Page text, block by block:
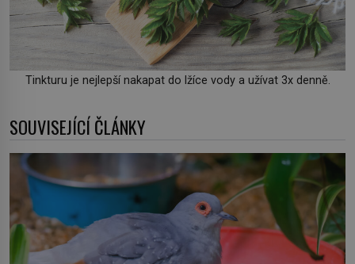
Tinkturu je nejlepší nakapat do lžíce vody a užívat 3x denně.
SOUVISEJÍCÍ ČLÁNKY